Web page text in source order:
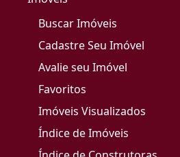
Buscar Imóveis
Cadastre Seu Imóvel
Avalie seu Imóvel
Favoritos
Imóveis Visualizados
Índice de Imóveis